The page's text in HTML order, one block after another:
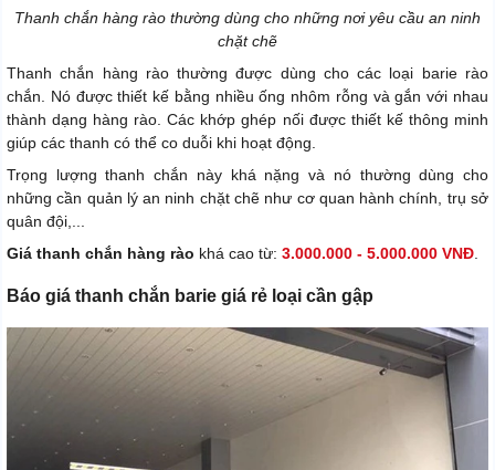
Thanh chắn hàng rào thường dùng cho những nơi yêu cầu an ninh
chặt chẽ
Thanh chắn hàng rào thường được dùng cho các loại barie rào
chắn. Nó được thiết kế bằng nhiều ống nhôm rỗng và gắn với nhau
thành dạng hàng rào. Các khớp ghép nối được thiết kế thông minh
giúp các thanh có thể co duỗi khi hoạt động.
Trọng lượng thanh chắn này khá nặng và nó thường dùng cho
những cần quản lý an ninh chặt chẽ như cơ quan hành chính, trụ sở
quân đội,...
Giá thanh chắn hàng rào khá cao từ: 3.000.000 - 5.000.000 VNĐ.
Báo giá thanh chắn barie giá rẻ loại cần gập